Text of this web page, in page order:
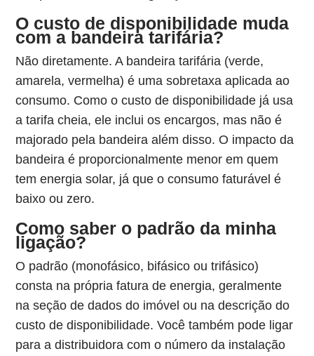
O custo de disponibilidade muda
com a bandeira tarifária?
Não diretamente. A bandeira tarifária (verde,
amarela, vermelha) é uma sobretaxa aplicada ao
consumo. Como o custo de disponibilidade já usa
a tarifa cheia, ele inclui os encargos, mas não é
majorado pela bandeira além disso. O impacto da
bandeira é proporcionalmente menor em quem
tem energia solar, já que o consumo faturável é
baixo ou zero.
Como saber o padrão da minha
ligação?
O padrão (monofásico, bifásico ou trifásico)
consta na própria fatura de energia, geralmente
na seção de dados do imóvel ou na descrição do
custo de disponibilidade. Você também pode ligar
para a distribuidora com o número da instalação